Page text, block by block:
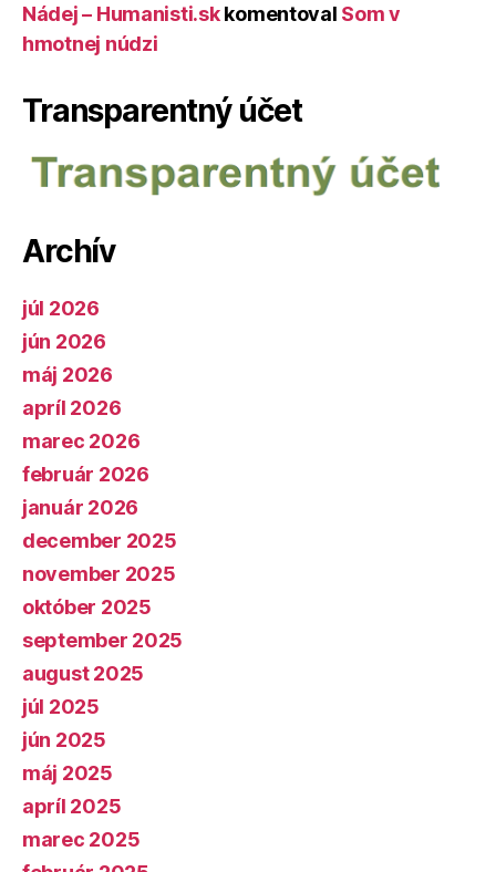
Nádej – Humanisti.skkomentoval Som v
hmotnej núdzi
Transparentný účet
Archív
júl 2026
jún 2026
máj 2026
apríl 2026
marec 2026
február 2026
január 2026
december 2025
november 2025
október 2025
september 2025
august 2025
júl 2025
jún 2025
máj 2025
apríl 2025
marec 2025